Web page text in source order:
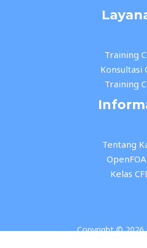
Training
Konsultasi
Training
Tentang
Kelas
Copyright © 2026